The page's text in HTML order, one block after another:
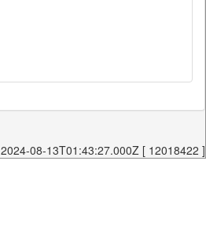
2024-08-13T01:43:27.000Z [ 12018422 ]